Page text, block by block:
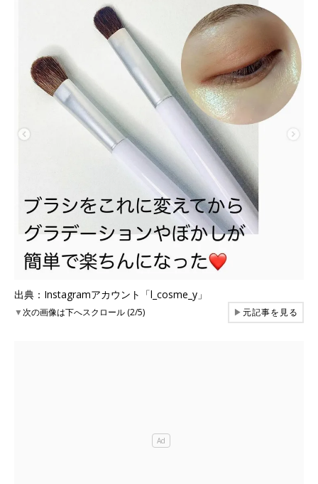
出典：Instagramアカウント「l_cosme_y」
▼次の画像は下へスクロール (2/5) ▶元記事を見る